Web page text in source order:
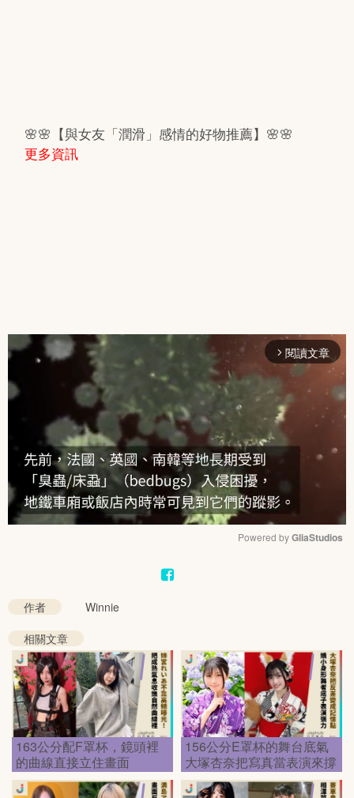
🌸🌸【與女友「潤滑」感情的好物推薦】🌸🌸
更多資訊
arrow_forward_ios 閱讀文章
Powered by GliaStudios
作者
Winnie
相關文章
163公分配F罩杯，鏡頭裡
的曲線直接立住畫面
156公分E罩杯的舞台底氣
大塚杏奈把寫真當表演來撐